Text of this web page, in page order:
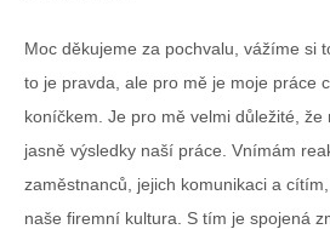
Moc děkujeme za pochvalu, vážíme si
to je pravda, ale pro mě je moje práce
koníčkem. Je pro mě velmi důležité, že
jasně výsledky naší práce. Vnímám
zaměstnanců, jejich komunikaci a
naše firemní kultura. S tím je spojená